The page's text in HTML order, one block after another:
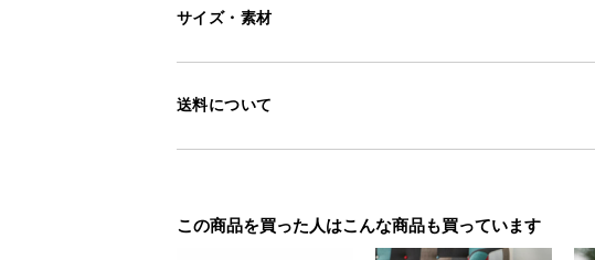
サイズ・素材
送料について
この商品を買った人はこんな商品も買っています